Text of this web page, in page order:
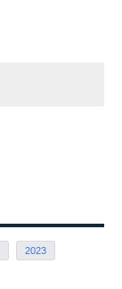
2023